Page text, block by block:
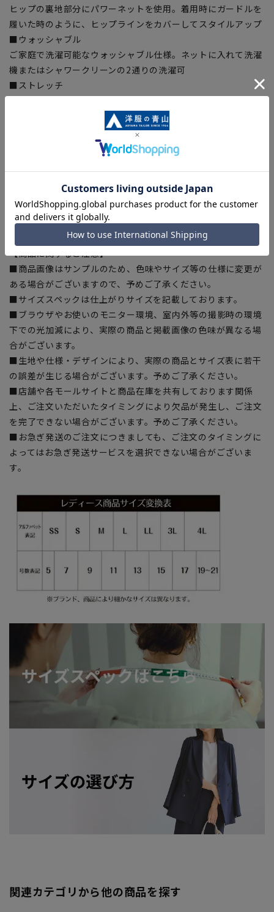
ヒップの裏地部分にパワーネットを使用。着用時にガードルを
履いた時のように、ヒップラインをカバーしてスタイルアップ
■ウォッシャブル
ご家庭で洗濯可能なウォッシャブル仕様。ネットに入れて洗濯
機またはシャワークリーンの2通りの洗濯可
■ストレッチ
シワができにくく窮屈感を軽減させる伸縮性のある素材を使用
股下部分に張り裂け軽減の補強ステッチを採用
裾上げテープ:SUSOTAPE010
※こちらの商品は在庫切れの場合がございます。
【商品に関するご注意】
■商品画像はサンプルのため、色味やサイズ等の仕様に変更が
ある場合がございますので、予めご了承ください。
■サイズスペックは仕上がりサイズを記載しております。
■ブラウザやお使いのモニター環境、室内外等の撮影時の環境
下での光加減により、実際の商品と掲載画像の色味が異なる場
合がございます。
■生地や仕様・デザインにより、実際の商品とサイズ表に若干
の誤差が生じる場合がございます。予めご了承ください。
■店舗や各モールサイトと商品在庫を共有しております関係
上、ご注文いただいたタイミングにより欠品が発生し、ご注文
を完了できない場合がございます。予めご了承ください。
■お急ぎ発送のご注文につきましても、ご注文のタイミングに
よってはお急ぎ発送サービスを選択できない場合がございま
す。
関連カテゴリから他の商品を探す